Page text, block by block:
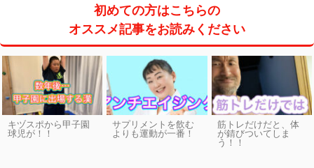
初めての方はこちらの
オススメ記事をお読みください
キヅスポから甲子園
球児が！！
サプリメントを飲む
よりも運動が一番！
筋トレだけだと、体
が錆びついてしま
う！！